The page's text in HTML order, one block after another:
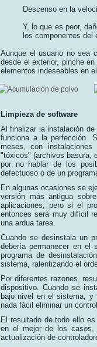
Descenso en la
Y, lo que es peor,
los componentes del
Aunque el usuario no sea
desde el exterior, pinche
elementos indeseables en
Limpieza de software
Al finalizar la instalación
funciona a la perfección.
meses, con
"tóxicos" (archivos basura,
por no hablar de los
defectuoso o de un
En algunas ocasiones se
versión más antigua
aplicaciones, pero si el
entonces será muy difícil
una ardua tarea.
Cuando se desinstala un
debería permanecer en el
programa de
sistema, ralentizando el
Por diferentes razones,
dispositivo. Cuando se
bajo nivel en el sistema, y
nada fácil eliminar un
El resultado de todo ello
en el mejor de los casos,
actualización de